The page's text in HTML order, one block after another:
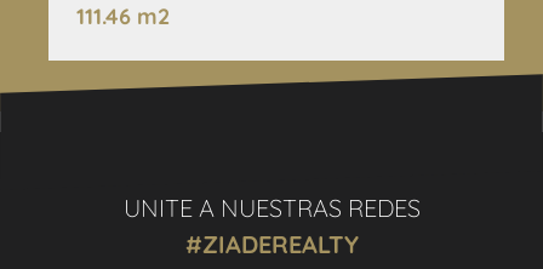
111.46 m2
UNITE A NUESTRAS REDES
#ZIADEREALTY